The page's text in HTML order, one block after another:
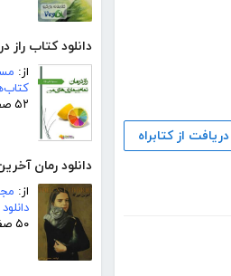
دانلود کتاب راز
از:
۵۲ صفحه
دانلود رمان
از:
۵۰ صفحه
دریافت از کتابراه